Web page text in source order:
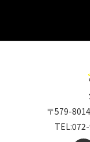
〒579-8014
TEL: